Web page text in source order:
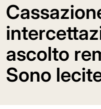
ascolto
Sono